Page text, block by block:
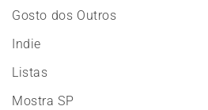
Gosto dos Outros
Indie
Listas
Mostra SP